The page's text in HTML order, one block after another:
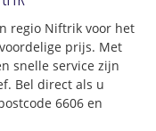
regio Niftrik voor het
prijs. Met
snelle service zijn
Bel direct als u
6606 en